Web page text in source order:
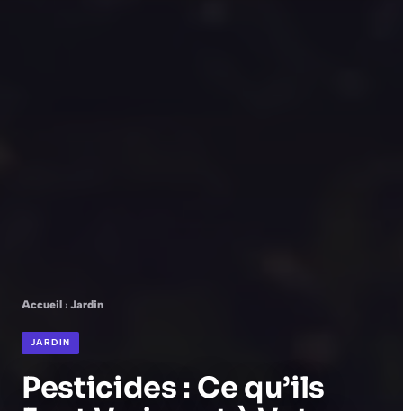
Accueil › Jardin
JARDIN
Pesticides : Ce qu’ils